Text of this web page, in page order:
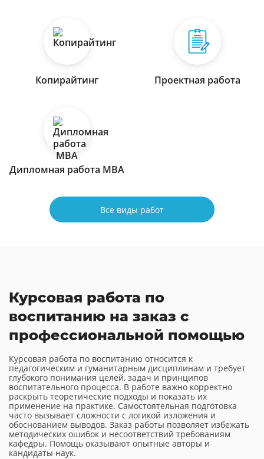
Копирайтинг Проектная работа
Дипломная работа МВА
Все виды работ
Курсовая работа по
воспитанию на заказ с
профессиональной помощью
Курсовая работа по воспитанию относится к
педагогическим и гуманитарным дисциплинам и требует
глубокого понимания целей, задач и принципов
воспитательного процесса. В работе важно корректно
раскрыть теоретические подходы и показать их
применение на практике. Самостоятельная подготовка
часто вызывает сложности с логикой изложения и
обоснованием выводов. Заказ работы позволяет избежать
методических ошибок и несоответствий требованиям
кафедры. Помощь оказывают опытные авторы и
кандидаты наук.